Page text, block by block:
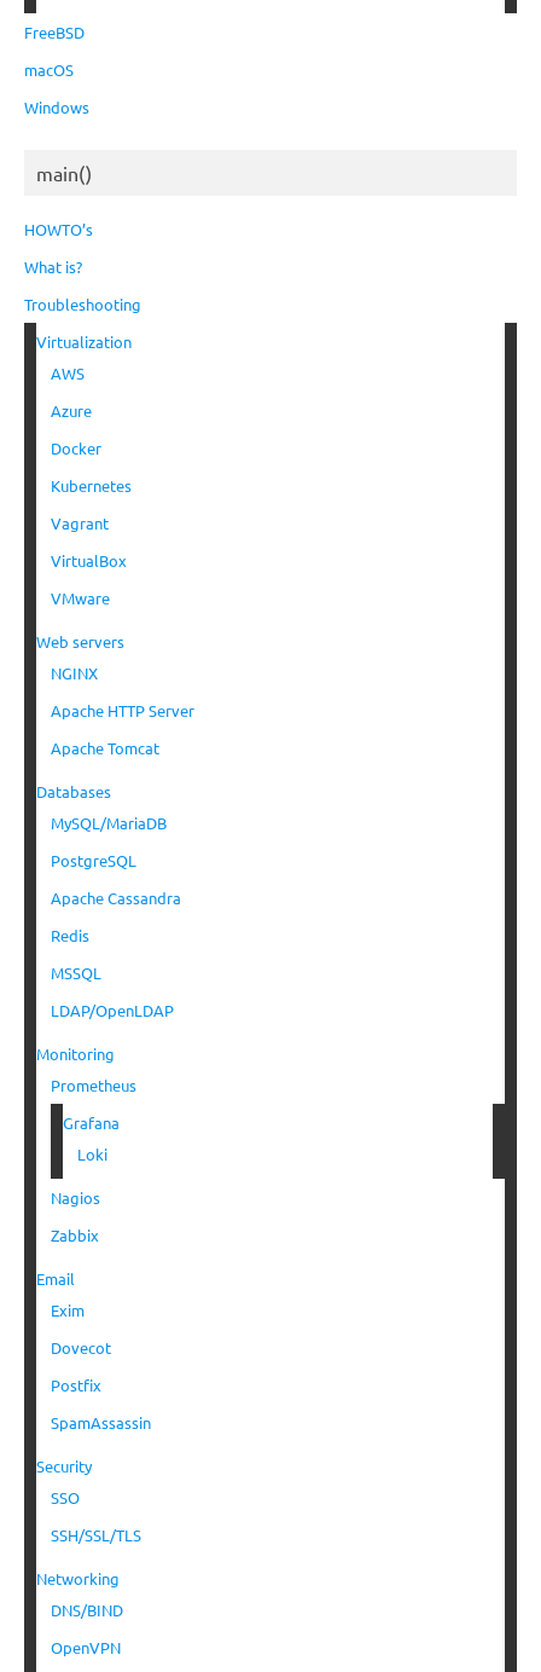
FreeBSD
macOS
Windows
main()
HOWTO’s
What is?
Troubleshooting
Virtualization
AWS
Azure
Docker
Kubernetes
Vagrant
VirtualBox
VMware
Web servers
NGINX
Apache HTTP Server
Apache Tomcat
Databases
MySQL/MariaDB
PostgreSQL
Apache Cassandra
Redis
MSSQL
LDAP/OpenLDAP
Monitoring
Prometheus
Grafana
Loki
Nagios
Zabbix
Email
Exim
Dovecot
Postfix
SpamAssassin
Security
SSO
SSH/SSL/TLS
Networking
DNS/BIND
OpenVPN